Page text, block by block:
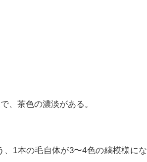
、茶色の濃淡がある。
1本の毛自体が3〜4色の縞模様にな